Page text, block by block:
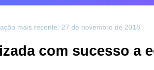
mais recente: 27 de novembro de 2018
com sucesso a